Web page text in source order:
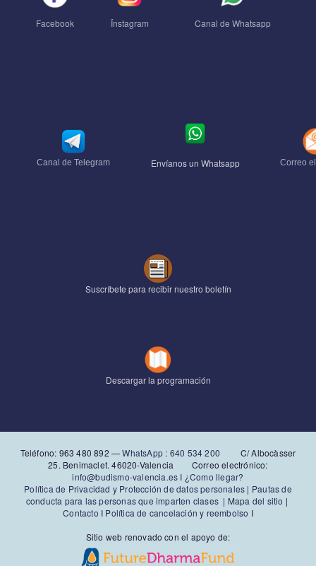
Facebook Ïnstagram Canal de Whatsapp
Canal de Telegram Envíanos un Whatsapp Correo
Suscríbete para recibir nuestro boletín
Descargar la programación
Teléfono: 963 480 892‬ —WhatsApp : 640 534 200 C/ Albocàsser
25. Benimaclet. 46020-Valencia Correo electrónico:
info@budismo-valencia.es I ¿Como llegar?
Política de Privacidad y Protección de datos personales | Pautas de
conducta para las personas que imparten clases| Mapa del sitio |
Contacto I Política de cancelación y reembolso I
Sitio web renovado con el apoyo de: